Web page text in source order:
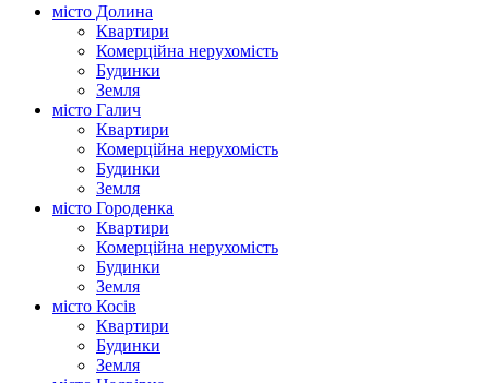
місто Долина
Квартири
Комерційна нерухомість
Будинки
Земля
місто Галич
Квартири
Комерційна нерухомість
Будинки
Земля
місто Городенка
Квартири
Комерційна нерухомість
Будинки
Земля
місто Косів
Квартири
Будинки
Земля